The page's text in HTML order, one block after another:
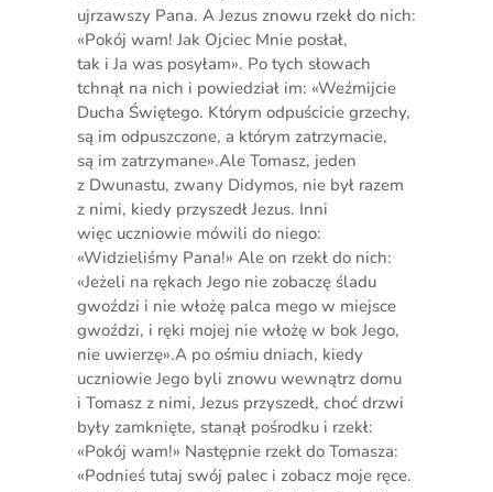
ujrzawszy Pana. A Jezus znowu rzekł do nich:
«Pokój wam! Jak Ojciec Mnie posłał,
tak i Ja was posyłam». Po tych słowach
tchnął na nich i powiedział im: «Weźmijcie
Ducha Świętego. Którym odpuścicie grzechy,
są im odpuszczone, a którym zatrzymacie,
są im zatrzymane».Ale Tomasz, jeden
z Dwunastu, zwany Didymos, nie był razem
z nimi, kiedy przyszedł Jezus. Inni
więc uczniowie mówili do niego:
«Widzieliśmy Pana!» Ale on rzekł do nich:
«Jeżeli na rękach Jego nie zobaczę śladu
gwoździ i nie włożę palca mego w miejsce
gwoździ, i ręki mojej nie włożę w bok Jego,
nie uwierzę».A po ośmiu dniach, kiedy
uczniowie Jego byli znowu wewnątrz domu
i Tomasz z nimi, Jezus przyszedł, choć drzwi
były zamknięte, stanął pośrodku i rzekł:
«Pokój wam!» Następnie rzekł do Tomasza:
«Podnieś tutaj swój palec i zobacz moje ręce.